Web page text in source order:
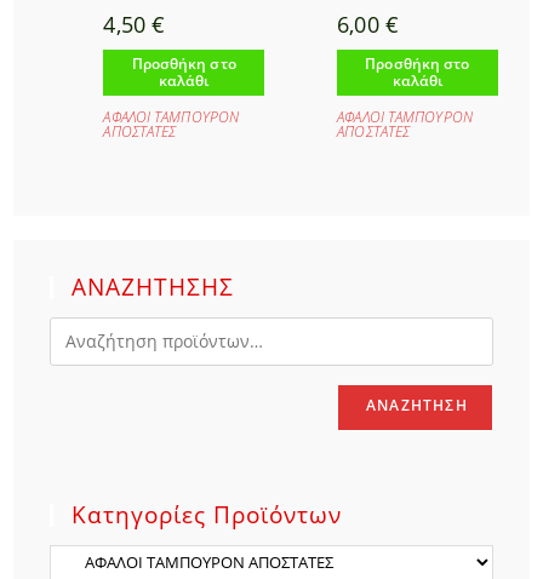
4,50 €
Προσθήκη στο
καλάθι
ΑΦΑΛΟΙ ΤΑΜΠΟΥΡΟΝ
ΑΠΟΣΤΑΤΕΣ
6,00 €
Προσθήκη στο
καλάθι
ΑΦΑΛΟΙ ΤΑΜΠΟΥΡΟΝ
ΑΠΟΣΤΑΤΕΣ
ΑΝΑΖΗΤΗΣΗΣ
ΑΝΑΖΉΤΗΣΗ
Κατηγορίες Προϊόντων